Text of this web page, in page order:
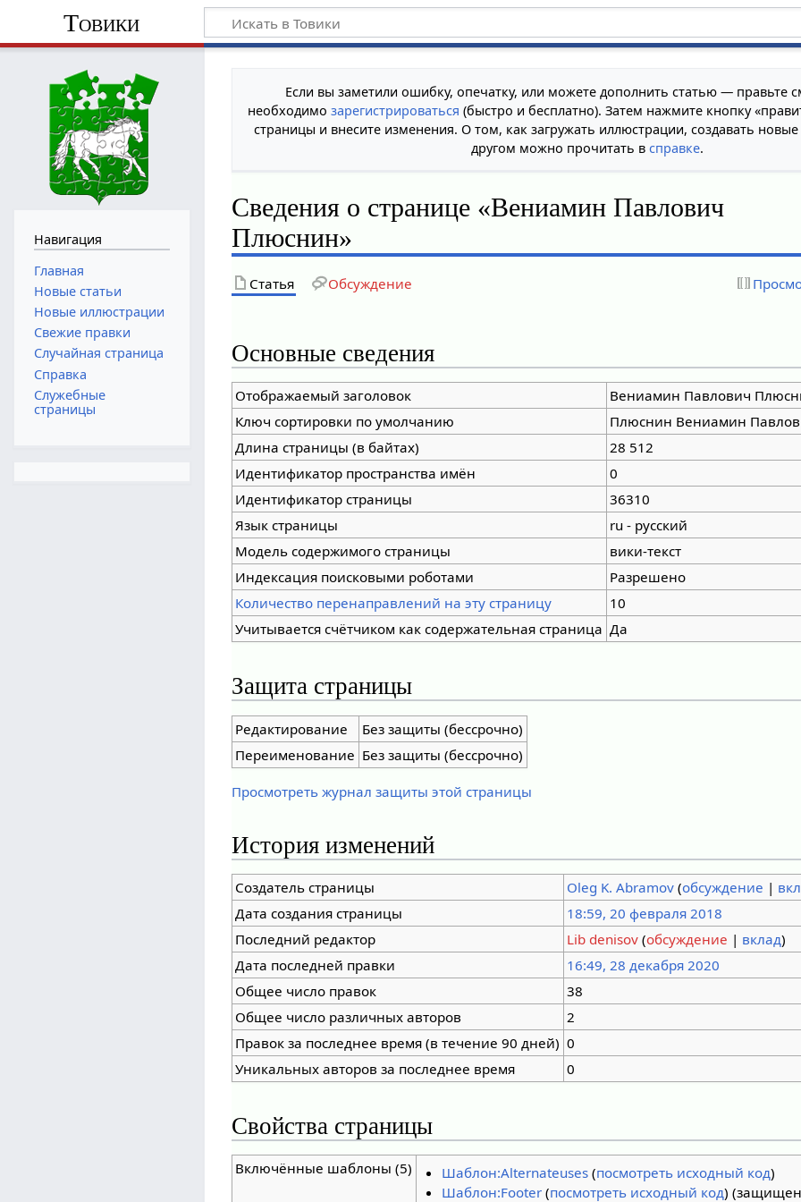
Товики
Если вы заметили ошибку, опечатку, или можете дополнить статью — правьте
необходимозарегистрироваться (быстро и бесплатно). Затем нажмите кнопку
страницы и внесите изменения. О том, как загружать иллюстрации, создавать
другом можно прочитать в справке.
Сведения о странице «Вениамин Павлович
Плюснин»
Статья Обсуждение
Основные сведения
Отображаемый заголовок
Вениамин Павлович
Ключ сортировки по умолчанию
Плюснин Вениамин
Длина страницы (в байтах)
28 512
Идентификатор пространства имён
0
Идентификатор страницы
36310
Язык страницы
ru - русский
Модель содержимого страницы
вики-текст
Индексация поисковыми роботами
Разрешено
Количество перенаправлений на эту страницу
10
Учитывается счётчиком как содержательная страница Да
Защита страницы
Редактирование
Без защиты (бессрочно)
Переименование Без защиты (бессрочно)
Просмотреть журнал защиты этой страницы
История изменений
Создатель страницы Oleg K. Abramov (обсуждение |
Дата создания страницы
18:59, 20 февраля 2018
Последний редактор
Lib denisov (обсуждение | вклад)
Дата последней правки
16:49, 28 декабря 2020
Общее число правок
38
Общее число различных авторов
2
Правок за последнее время (в течение 90 дней) 0
Уникальных авторов за последнее время
0
Свойства страницы
Включённые шаблоны (5) Шаблон:Alternateuses(посмотреть исходный код)
Шаблон:Footer(посмотреть исходный код)
Навигация
Главная
Новые статьи
Новые иллюстрации
Свежие правки
Случайная страница
Справка
Служебные
страницы